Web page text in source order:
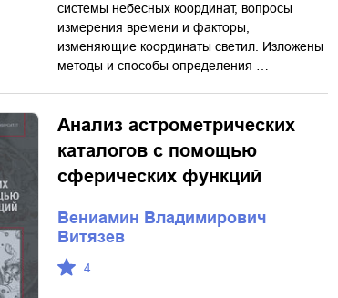
системы небесных координат, вопросы
измерения времени и факторы,
изменяющие координаты светил. Изложены
методы и способы определения …
Анализ астрометрических
каталогов с помощью
сферических функций
Вениамин Владимирович
Витязев
4